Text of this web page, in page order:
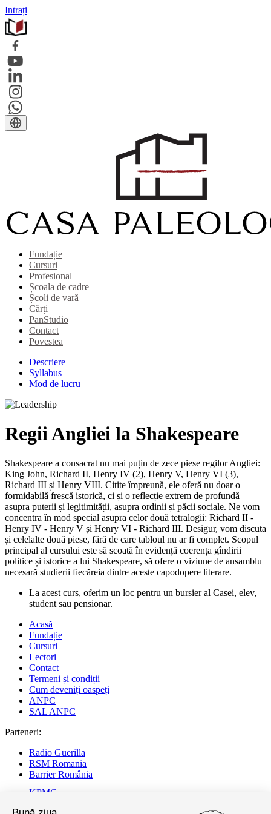
Intrați
Fundație
Cursuri
Profesional
Școala de cadre
Școli de vară
Cărți
PanStudio
Contact
Povestea
Descriere
Syllabus
Mod de lucru
Regii Angliei la Shakespeare
Shakespeare a consacrat nu mai puțin de zece piese regilor Angliei:
King John, Richard II, Henry IV (2), Henry V, Henry VI (3),
Richard III și Henry VIII. Citite împreună, ele oferă nu doar o
formidabilă frescă istorică, ci și o reflecție extrem de profundă
asupra puterii și legitimității, asupra ordinii și păcii sociale. Ne vom
concentra în mod special asupra celor două tetralogii: Richard II -
Henry IV - Henry V și Henry VI - Richard III. Desigur, vom discuta
și celelalte două piese, fără de care tabloul nu ar fi complet. Scopul
principal al cursului este să scoată în evidență coerența gîndirii
politice și istorice a lui Shakespeare, să ofere o viziune de ansamblu
necesară studierii fiecăreia dintre aceste capodopere literare.
La acest curs, oferim un loc pentru un bursier al Casei, elev,
student sau pensionar.
Acasă
Fundație
Cursuri
Lectori
Contact
Termeni și condiții
Cum deveniți oaspeți
ANPC
SAL ANPC
Parteneri:
Radio Guerilla
RSM Romania
Barrier România
KPMG
Juridice